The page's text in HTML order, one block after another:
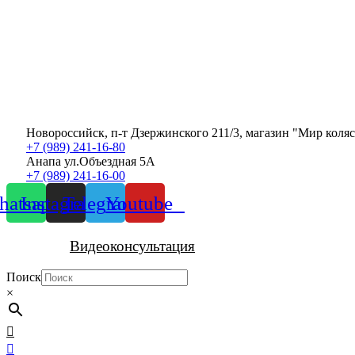
Новороссийск, п-т Дзержинского 211/3, магазин "Мир
+7 (989) 241-16-80
Анапа ул.Объездная 5А
+7 (989) 241-16-00
InstagramTelegramYoutube
Видеоконсультация
Поиск
×